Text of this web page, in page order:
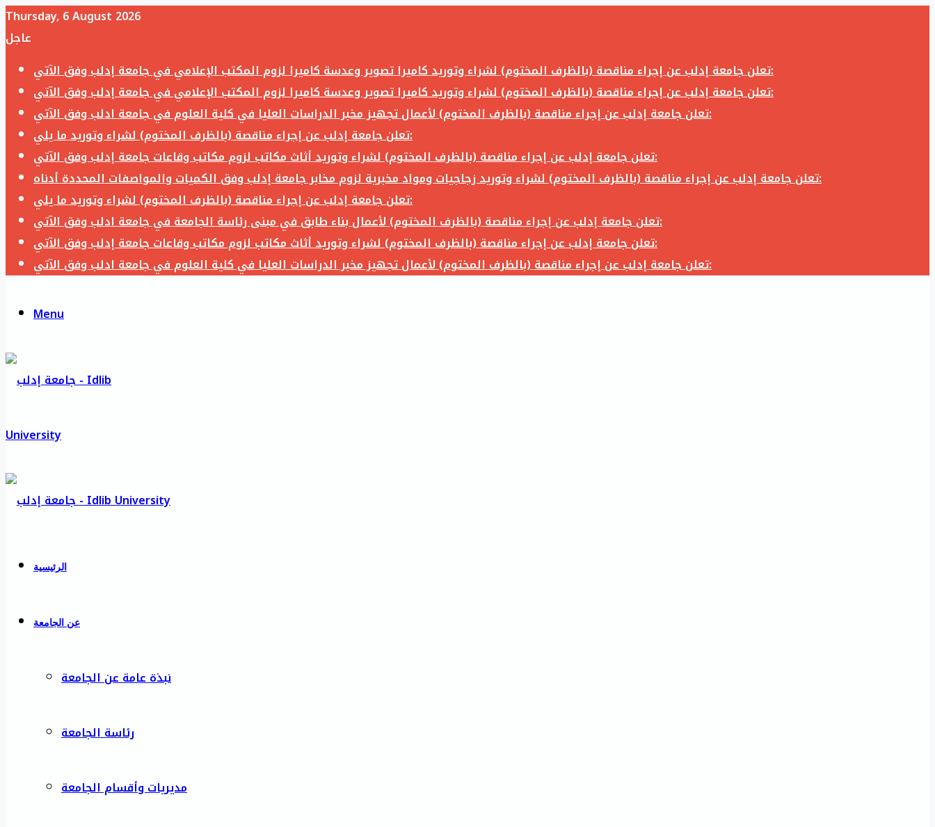
Thursday, 6 August 2026
عاجل
تعلن جامعة إدلب عن إجراء مناقصة (بالظرف المختوم) لشراء وتوريد كاميرا تصوير وعدسة كاميرا لزوم المكتب الإعلامي في جامعة إدلب وفق الآتي:
تعلن جامعة إدلب عن إجراء مناقصة (بالظرف المختوم) لشراء وتوريد كاميرا تصوير وعدسة كاميرا لزوم المكتب الإعلامي في جامعة إدلب وفق الآتي:
تعلن جامعة إدلب عن إجراء مناقصة (بالظرف المختوم) لأعمال تجهيز مخبر الدراسات العليا في كلية العلوم في جامعة ادلب وفق الآتي:
تعلن جامعة إدلب عن إجراء مناقصة (بالظرف المختوم) لشراء وتوريد ما يلي:
تعلن جامعة إدلب عن إجراء مناقصة (بالظرف المختوم) لشراء وتوريد أثاث مكاتب لزوم مكاتب وقاعات جامعة إدلب وفق الآتي:
تعلن جامعة إدلب عن إجراء مناقصة (بالظرف المختوم) لشراء وتوريد زجاجيات ومواد مخبرية لزوم مخابر جامعة إدلب وفق الكميات والمواصفات المحددة أدناه:
تعلن جامعة إدلب عن إجراء مناقصة (بالظرف المختوم) لشراء وتوريد ما يلي:
تعلن جامعة إدلب عن إجراء مناقصة (بالظرف المختوم) لأعمال بناء طابق في مبنى رئاسة الجامعة في جامعة ادلب وفق الآتي:
تعلن جامعة إدلب عن إجراء مناقصة (بالظرف المختوم) لشراء وتوريد أثاث مكاتب لزوم مكاتب وقاعات جامعة إدلب وفق الآتي:
تعلن جامعة إدلب عن إجراء مناقصة (بالظرف المختوم) لأعمال تجهيز مخبر الدراسات العليا في كلية العلوم في جامعة ادلب وفق الآتي:
Menu
الرئيسية
عن الجامعة
نبذة عامة عن الجامعة
رئاسة الجامعة
مديريات وأقسام الجامعة